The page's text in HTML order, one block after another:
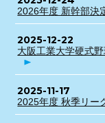
2026年度 新幹部決
2025-12-22
大阪工業大学硬式
2025-11-17
2025年度 秋季リー